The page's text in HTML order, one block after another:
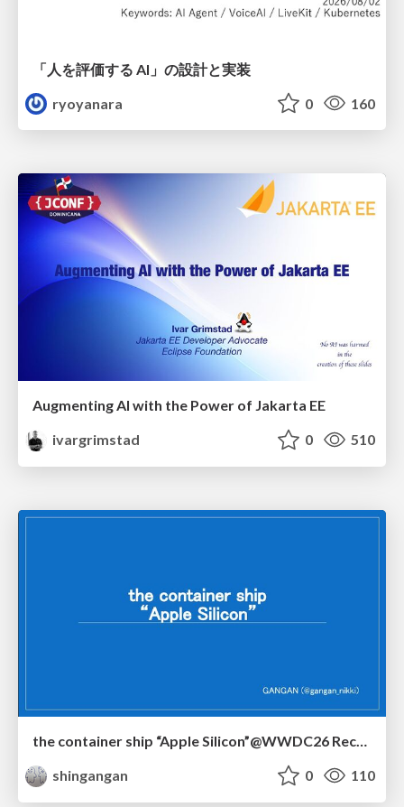
「人を評価する AI」の 設計と実装
ryoyanara
0 160
Augmenting AI with the Power of Jakarta EE
ivargrimstad
0 510
the container ship “Apple Silicon”@WWDC26 Recap -Japan-\(region).swift
shingangan
0 110